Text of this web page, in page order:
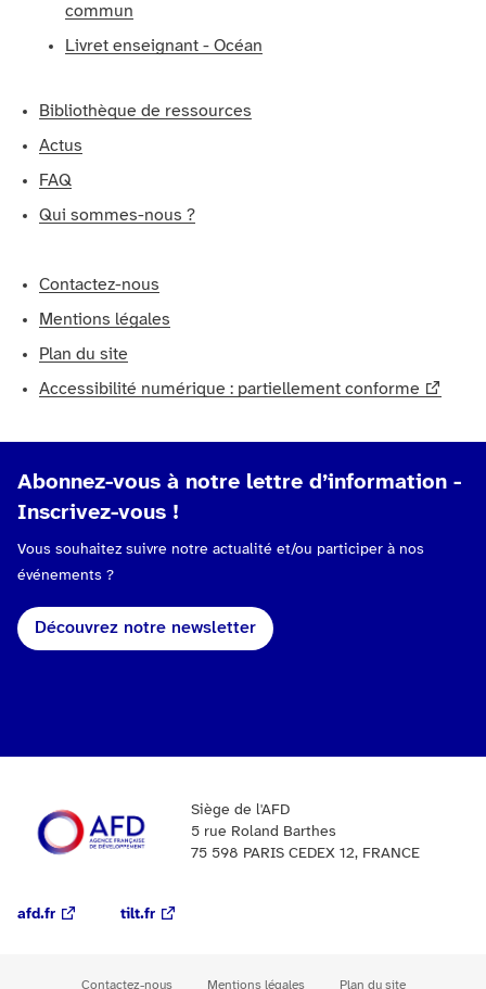
commun
Livret enseignant - Océan
Bibliothèque de ressources
Actus
FAQ
Qui sommes-nous ?
Contactez-nous
Mentions légales
Plan du site
Accessibilité numérique : partiellement conforme
Abonnez-vous à notre lettre d’information -
Inscrivez-vous !
Vous souhaitez suivre notre actualité et/ou participer à nos
événements ?
Découvrez notre newsletter
Siège de l'AFD
5 rue Roland Barthes
75 598 PARIS CEDEX 12, FRANCE
afd.fr tilt.fr
Contactez-nous Mentions légales Plan du site